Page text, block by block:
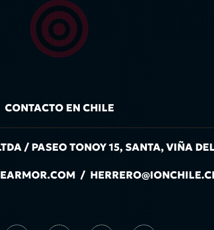
CONTACTO EN CHILE
/ PASEO TONOY 15, SANTA, VIÑA
/